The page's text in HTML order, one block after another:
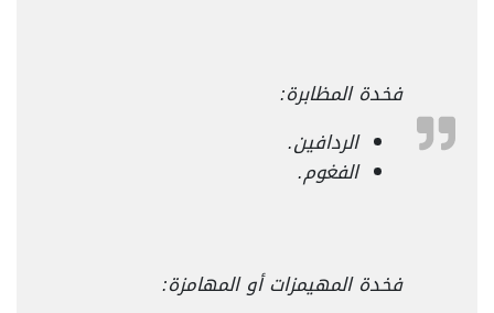
فخدة المظابرة:
الردافين.
الفغوم.
فخدة المهيمزات أو المهامزة: